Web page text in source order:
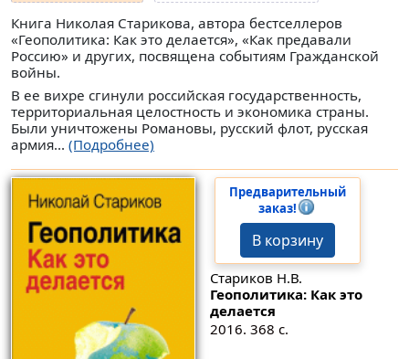
Книга Николая Старикова, автора бестселлеров
«Геополитика: Как это делается», «Как предавали
Россию» и других, посвящена событиям Гражданской
войны.
В ее вихре сгинули российская государственность,
территориальная целостность и экономика страны.
Были уничтожены Романовы, русский флот, русская
армия... (Подробнее)
Предварительный
заказ!
В корзину
Стариков Н.В.
Геополитика: Как это
делается
2016. 368 с.